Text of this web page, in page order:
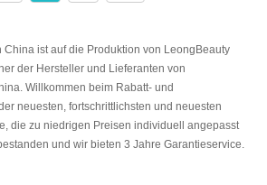
China ist auf die Produktion von LeongBeauty
der Hersteller und Lieferanten von
Willkommen beim Rabatt- und
neuesten, fortschrittlichsten und neuesten
die zu niedrigen Preisen individuell angepasst
und wir bieten 3 Jahre Garantieservice.